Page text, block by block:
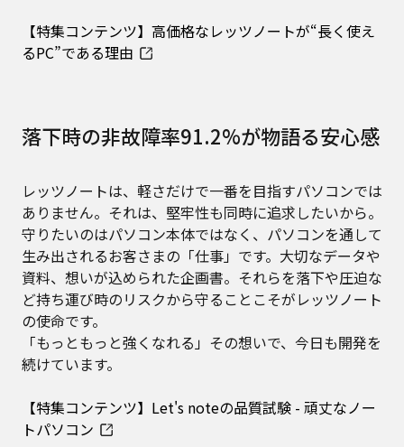
【特集コンテンツ】高価格なレッツノートが“長く使え
るPC”である理由
落下時の非故障率91.2%が物語る安心感
レッツノートは、軽さだけで一番を目指すパソコンでは
ありません。それは、堅牢性も同時に追求したいから。
守りたいのはパソコン本体ではなく、パソコンを通して
生み出されるお客さまの「仕事」です。大切なデータや
資料、想いが込められた企画書。それらを落下や圧迫な
ど持ち運び時のリスクから守ることこそがレッツノート
の使命です。
「もっともっと強くなれる」その想いで、今日も開発を
続けています。
【特集コンテンツ】Let's noteの品質試験 - 頑丈なノー
トパソコン